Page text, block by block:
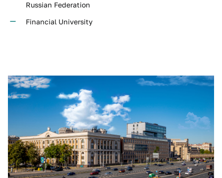
Russian Federation
Financial University